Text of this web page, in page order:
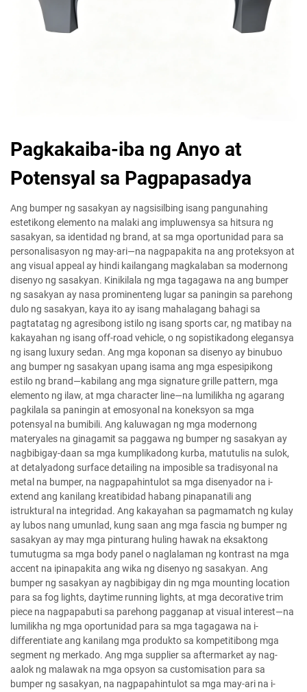
Pagkakaiba-iba ng Anyo at
Potensyal sa Pagpapasadya
Ang bumper ng sasakyan ay nagsisilbing isang pangunahing
estetikong elemento na malaki ang impluwensya sa hitsura ng
sasakyan, sa identidad ng brand, at sa mga oportunidad para sa
personalisasyon ng may-ari—na nagpapakita na ang proteksyon at
ang visual appeal ay hindi kailangang magkalaban sa modernong
disenyo ng sasakyan. Kinikilala ng mga tagagawa na ang bumper
ng sasakyan ay nasa prominenteng lugar sa paningin sa parehong
dulo ng sasakyan, kaya ito ay isang mahalagang bahagi sa
pagtatatag ng agresibong istilo ng isang sports car, ng matibay na
kakayahan ng isang off-road vehicle, o ng sopistikadong elegansya
ng isang luxury sedan. Ang mga koponan sa disenyo ay binubuo
ang bumper ng sasakyan upang isama ang mga espesipikong
estilo ng brand—kabilang ang mga signature grille pattern, mga
elemento ng ilaw, at mga character line—na lumilikha ng agarang
pagkilala sa paningin at emosyonal na koneksyon sa mga
potensyal na bumibili. Ang kaluwagan ng mga modernong
materyales na ginagamit sa paggawa ng bumper ng sasakyan ay
nagbibigay-daan sa mga kumplikadong kurba, matutulis na sulok,
at detalyadong surface detailing na imposible sa tradisyonal na
metal na bumper, na nagpapahintulot sa mga disenyador na i-
extend ang kanilang kreatibidad habang pinapanatili ang
istruktural na integridad. Ang kakayahan sa pagmamatch ng kulay
ay lubos nang umunlad, kung saan ang mga fascia ng bumper ng
sasakyan ay may mga pinturang huling hawak na eksaktong
tumutugma sa mga body panel o naglalaman ng kontrast na mga
accent na ipinapakita ang wika ng disenyo ng sasakyan. Ang
bumper ng sasakyan ay nagbibigay din ng mga mounting location
para sa fog lights, daytime running lights, at mga decorative trim
piece na nagpapabuti sa parehong pagganap at visual interest—na
lumilikha ng mga oportunidad para sa mga tagagawa na i-
differentiate ang kanilang mga produkto sa kompetitibong mga
segment ng merkado. Ang mga supplier sa aftermarket ay nag-
aalok ng malawak na mga opsyon sa customisation para sa
bumper ng sasakyan, na nagpapahintulot sa mga may-ari na i-